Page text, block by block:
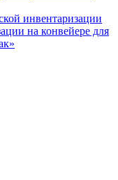
инвентаризации
на конвейере для